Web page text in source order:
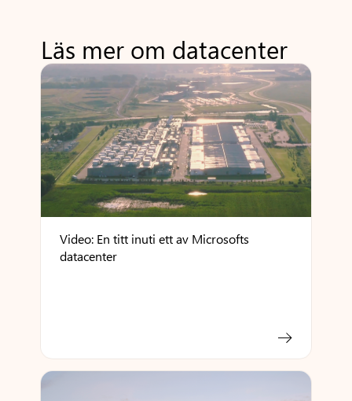
Läs mer om datacenter
Video: En titt inuti ett av Microsofts
datacenter